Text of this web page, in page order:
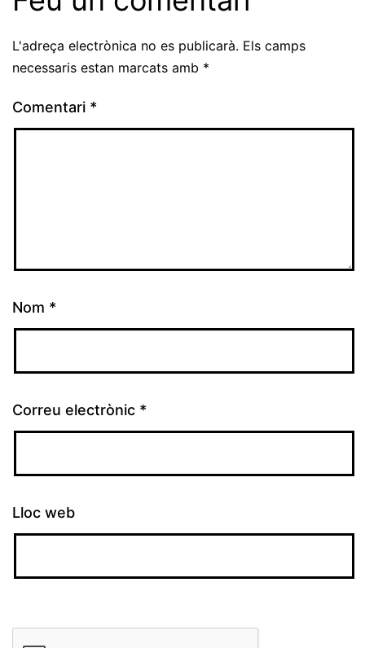
L'adreça electrònica no es publicarà. Els camps
necessaris estan marcats amb *
Comentari *
Nom *
Correu electrònic *
Lloc web